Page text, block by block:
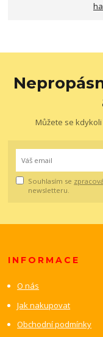
Můžete se
Souhlasím se
newsletteru.
INFORMACE
O nás
Jak nakupovat
Obchodní podmínky